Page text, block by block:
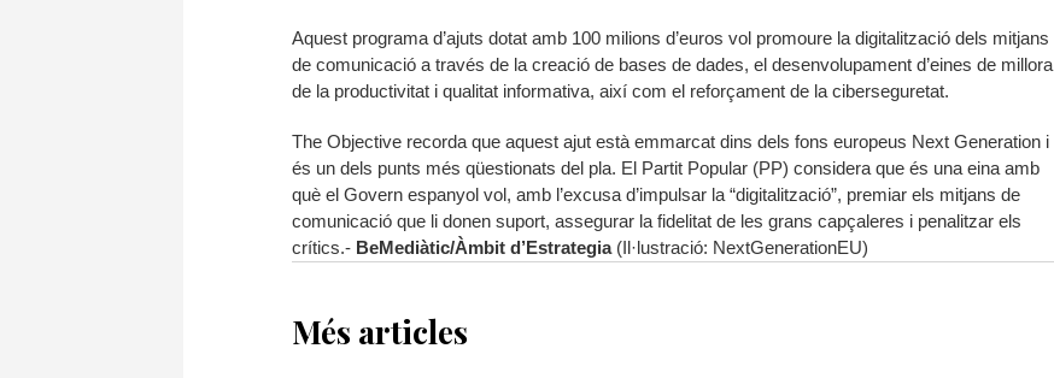
Aquest programa d’ajuts dotat amb 100 milions d’euros vol promoure la digitalització dels mitjans
de comunicació a través de la creació de bases de dades, el desenvolupament d’eines de millora
de la productivitat i qualitat informativa, així com el reforçament de la ciberseguretat.
The Objective recorda que aquest ajut està emmarcat dins dels fons europeus Next Generation i
és un dels punts més qüestionats del pla. El Partit Popular (PP) considera que és una eina amb
què el Govern espanyol vol, amb l’excusa d’impulsar la “digitalització”, premiar els mitjans de
comunicació que li donen suport, assegurar la fidelitat de les grans capçaleres i penalitzar els
crítics.- BeMediàtic/Àmbit d’Estrategia (Il·lustració: NextGenerationEU)
Més articles